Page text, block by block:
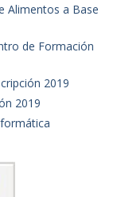
Alimentos a Base
de Formación
2019
2019